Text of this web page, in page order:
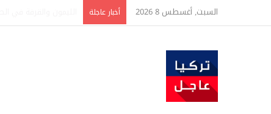
السبت, أغسطس 8 2026 أخبار عاجلة